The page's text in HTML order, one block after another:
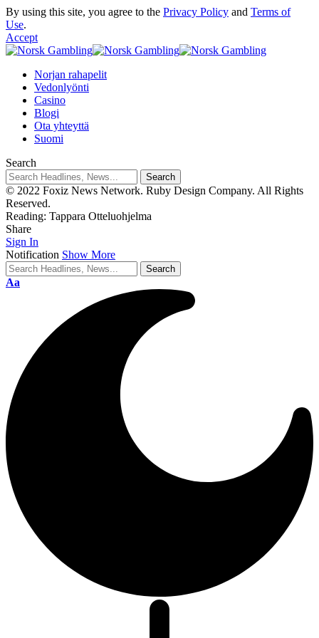
By using this site, you agree to the Privacy Policy and Terms of
Use.
Accept
Norjan rahapelit
Vedonlyönti
Casino
Blogi
Ota yhteyttä
Suomi
Search
© 2022 Foxiz News Network. Ruby Design Company. All Rights
Reserved.
Reading: Tappara Otteluohjelma
Share
Sign In
Notification Show More
Aa